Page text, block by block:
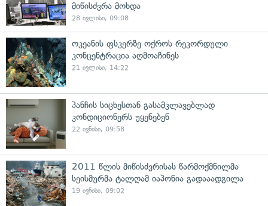
მიწისძვრა მოხდა
28 ივლისი, 09:08
ოკეანის ფსკერზე ოქროს რეკორდული
კონცენტრაცია აღმოაჩინეს
21 ივლისი, 14:22
პანჩის სიცხესთან გასამკლავებლად
კონდიციონერს უყენებენ
22 ივნისი, 09:58
2011 წლის მიწისძვრისას წარმოქმნილმა
სეისმურმა ტალღამ იაპონია გადააადგილა
19 ივნისი, 09:02